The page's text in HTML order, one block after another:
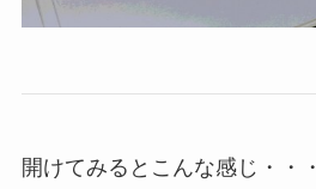
開けてみるとこんな感じ・・・